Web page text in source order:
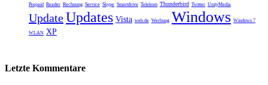
Prepaid Reader Rechnung Service Skype Smartdrive Telekom Thunderbird Twitter UnityMedia
UpdateUpdates Vista web.de Werbung Windows Windows 7
WLAN XP
Letzte Kommentare